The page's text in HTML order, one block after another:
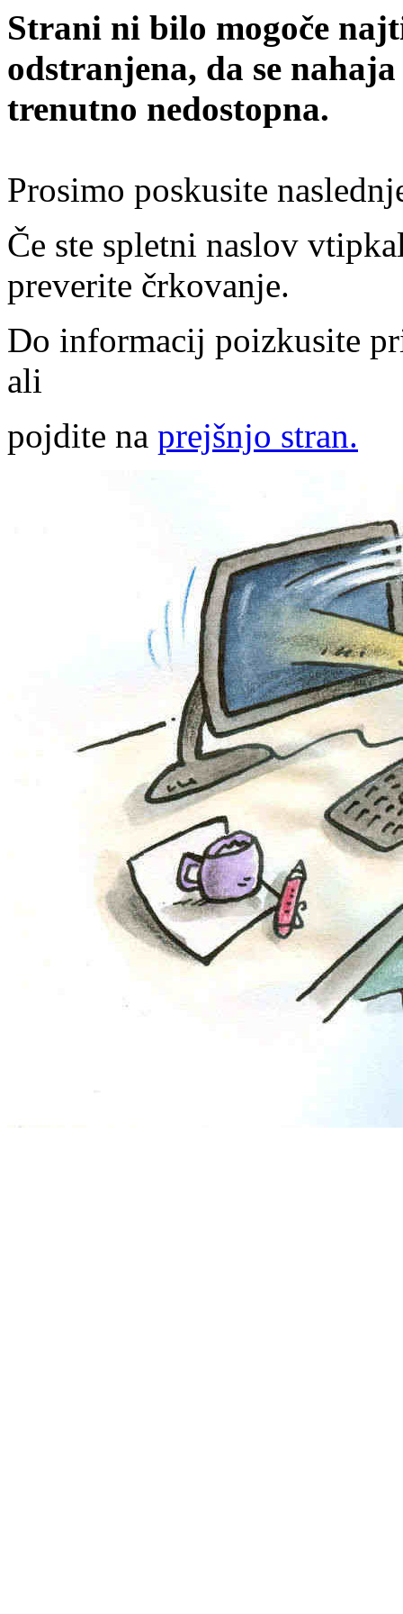
Strani ni bilo mogoče
odstranjena, da se
trenutno nedostopna.
Prosimo poskusite
Če ste spletni naslov
preverite črkovanje.
Do informacij poizkusite
ali
pojdite na prejšnjo stran.